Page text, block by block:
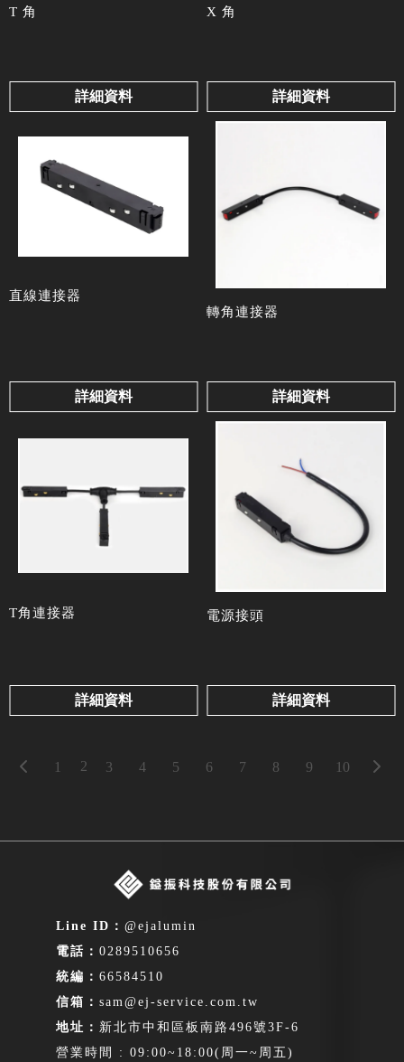
T 角
詳細資料
X 角
詳細資料
直線連接器
詳細資料
轉角連接器
詳細資料
T角連接器
詳細資料
電源接頭
詳細資料
1 2 3 4 5 6 7 8 9 10
@ejalumin
0289510656
66584510
sam@ej-service.com.tw
新北市中和區板南路496號3F-6
營業時間 : 09:00~18:00(周一~周五)